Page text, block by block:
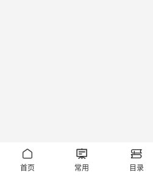

首页

常用

目录